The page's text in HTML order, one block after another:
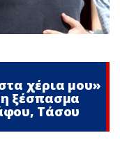
χέρια μου»
ξέσπασμα
Τάσου